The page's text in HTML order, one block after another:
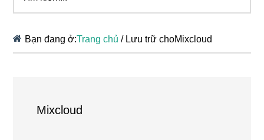
kiếm...
Bạn đang ở:Trang chủ /Lưu trữ choMixcloud
Mixcloud